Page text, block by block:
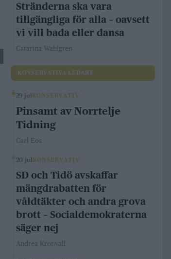
Stränderna ska vara
tillgängliga för alla – oavsett
vi vill bada eller dansa
Catarina Wahlgren
KONSERVATIVA LEDARE
29 jul KONSERVATIV
Pinsamt av Norrtelje
Tidning
Carl Eos
20 jul KONSERVATIV
SD och Tidö avskaffar
mängdrabatten för
våldtäkter och andra grova
brott – Socialdemokraterna
säger nej
Andrea Kronvall